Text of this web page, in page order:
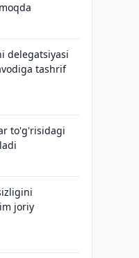
delegatsiyasi
tashrif
to'g'risidagi
joriy